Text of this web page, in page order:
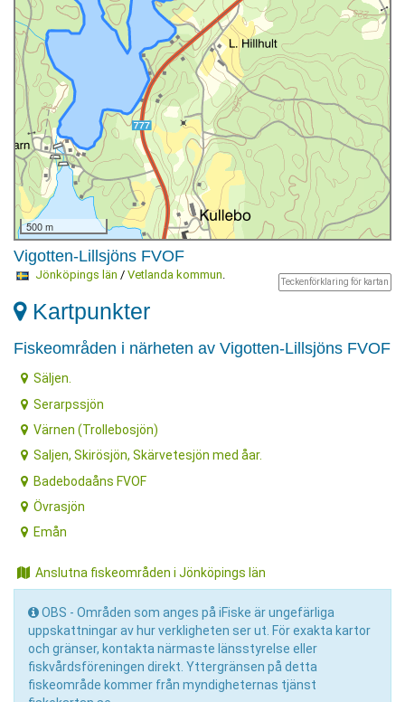
500 m
Vigotten-Lillsjöns FVOF
Teckenförklaring för kartan
Jönköpings län / Vetlanda kommun.
Kartpunkter
Fiskeområden i närheten av Vigotten-Lillsjöns FVOF
Säljen.
Serarpssjön
Värnen (Trollebosjön)
Saljen, Skirösjön, Skärvetesjön med åar.
Badebodaåns FVOF
Övrasjön
Emån
Anslutna fiskeområden i Jönköpings län
OBS - Områden som anges på iFiske är ungefärliga
uppskattningar av hur verkligheten ser ut. För exakta kartor
och gränser, kontakta närmaste länsstyrelse eller
fiskvårdsföreningen direkt. Yttergränsen på detta
fiskeområde kommer från myndigheternas tjänst